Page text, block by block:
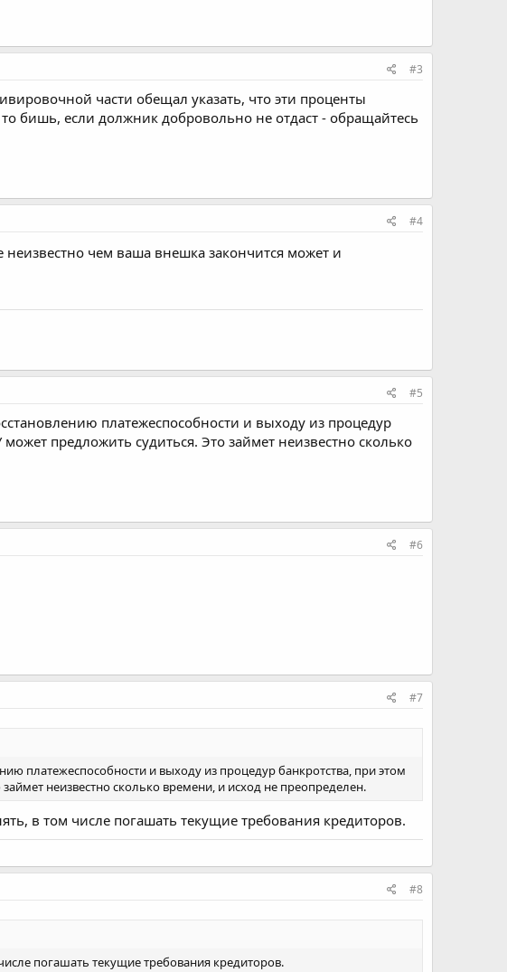
#3
части обещал указать, что эти проценты
бишь, если должник добровольно не отдаст - обращайтесь
#4
неизвестно чем ваша внешка закончится может и
#5
платежеспособности и выходу из процедур
предложить судиться. Это займет неизвестно сколько
#6
#7
платежеспособности и выходу из процедур банкротства, при этом
неизвестно сколько времени, и исход не преопределен.
в том числе погашать текущие требования кредиторов.
#8
погашать текущие требования кредиторов.